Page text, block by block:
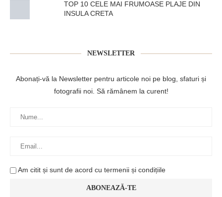
TOP 10 CELE MAI FRUMOASE PLAJE DIN
INSULA CRETA
NEWSLETTER
Abonați-vă la Newsletter pentru articole noi pe blog, sfaturi și
fotografii noi. Să rămânem la curent!
Am citit și sunt de acord cu termenii și condițiile